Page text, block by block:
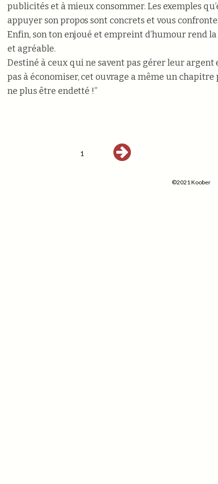
publicités et à mieux consommer. Les exemples
appuyer son propos sont concrets et vous
Enfin, son ton enjoué et empreint d’humour rend
et agréable.
Destiné à ceux qui ne savent pas gérer leur argent
pas à économiser, cet ouvrage a même un chapitre
ne plus être endetté !”
1
©2021 Koober